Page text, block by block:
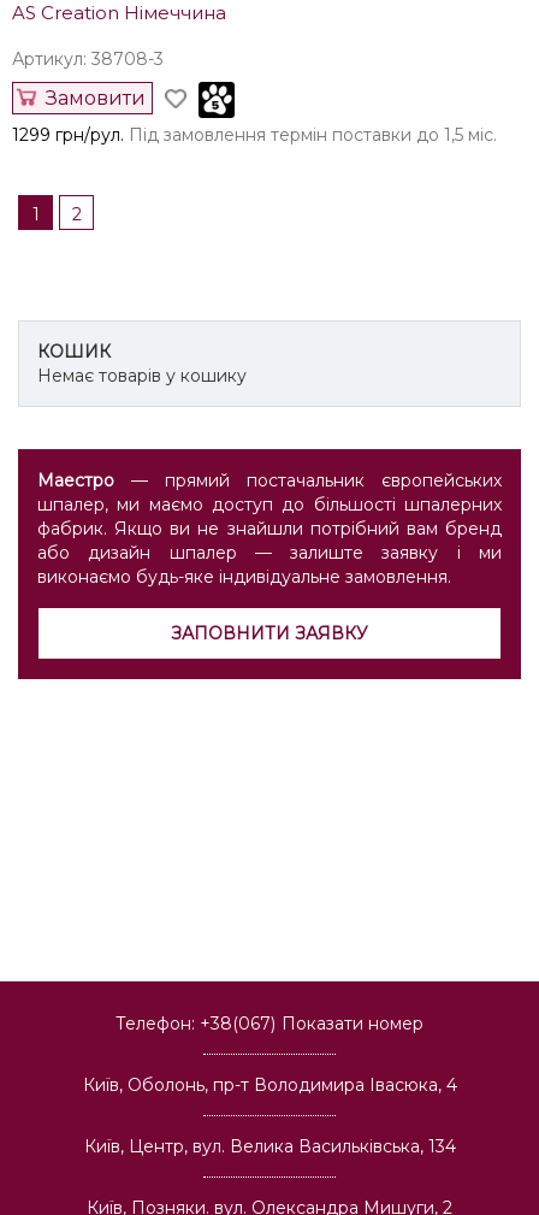
AS Creation Німеччина
Артикул: 38708-3
Замовити
1299 грн/рул. Під замовлення термін поставки до 1,5 міс.
1 2
КОШИК
Немає товарів у кошику
Маестро — прямий постачальник європейських
шпалер, ми маємо доступ до більшості шпалерних
фабрик. Якщо ви не знайшли потрібний вам бренд
або дизайн шпалер — залиште заявку і ми
виконаємо будь-яке індивідуальне замовлення.
ЗАПОВНИТИ ЗАЯВКУ
Телефон: +38(067) Показати номер
Київ, Оболонь, пр-т Володимира Івасюка, 4
Київ, Центр, вул. Велика Васильківська, 134
Київ, Позняки. вул. Олександра Мишуги, 2